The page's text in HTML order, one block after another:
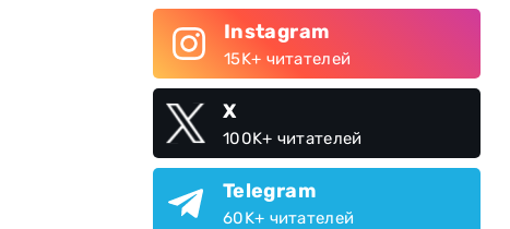
Instagram
15K+ читателей
X
100K+ читателей
Telegram
60K+ читателей